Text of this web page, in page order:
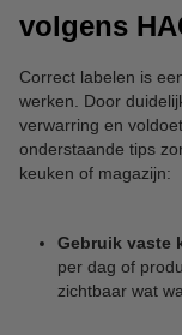
volgens
Correct labelen is
werken. Door
verwarring en
onderstaande tips
keuken of magazijn:
Gebruik vaste
per dag of
zichtbaar wat